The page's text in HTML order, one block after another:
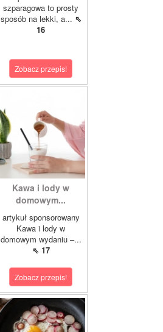
szparagowa to prosty
sposób na lekki, a... ⇖
16
Zobacz przepis!
Kawa i lody w
domowym...
artykuł sponsorowany
Kawa i lody w
domowym wydaniu –...
⇖ 17
Zobacz przepis!